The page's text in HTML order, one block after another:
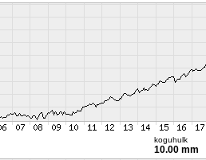
koguhulk
10.00 mm